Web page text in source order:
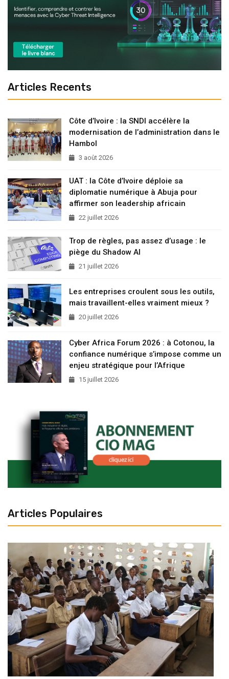
Articles Recents
Côte d’Ivoire : la SNDI accélère la
modernisation de l’administration dans le
Hambol
3 août 2026
UAT : la Côte d’Ivoire déploie sa
diplomatie numérique à Abuja pour
affirmer son leadership africain
22 juillet 2026
Trop de règles, pas assez d’usage : le
piège du Shadow AI
21 juillet 2026
Les entreprises croulent sous les outils,
mais travaillent-elles vraiment mieux ?
20 juillet 2026
Cyber Africa Forum 2026 : à Cotonou, la
confiance numérique s’impose comme un
enjeu stratégique pour l’Afrique
15 juillet 2026
Articles Populaires